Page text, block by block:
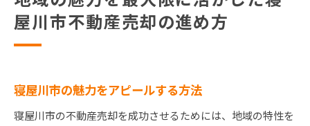
屋川市不動産売却の進め方
寝屋川市の魅力をアピールする方法
寝屋川市の不動産売却を成功させるためには、地域の特性を